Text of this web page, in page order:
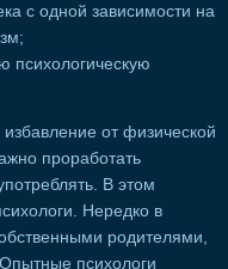
с одной зависимости на
психологическую
от физической
проработать
В этом
Нередко в
родителями,
психологи